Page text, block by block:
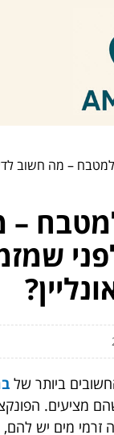
– מה חשוב
ביותר של
מציעים.
מים יש להם,